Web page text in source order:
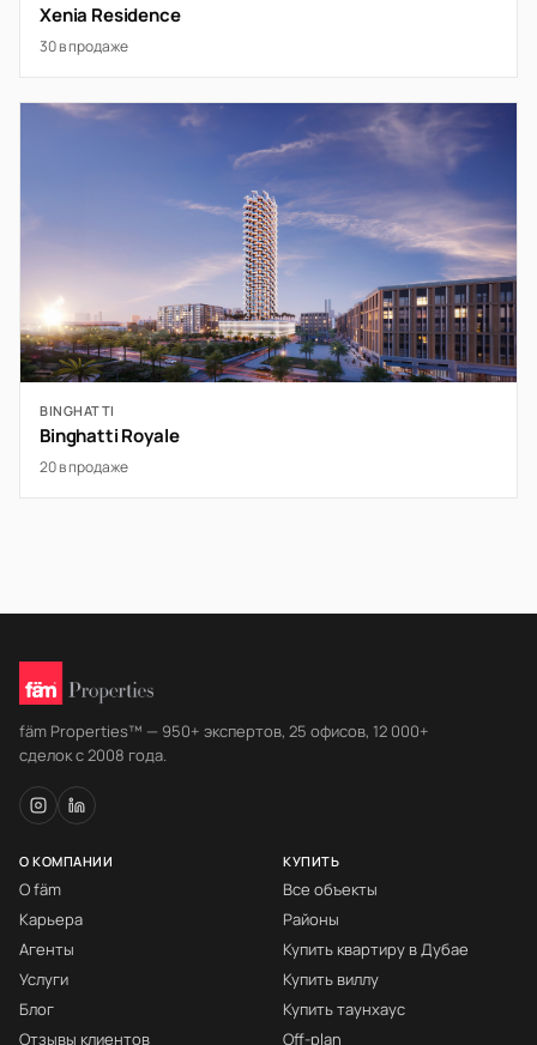
Xenia Residence
30 в продаже
BINGHATTI
Binghatti Royale
20 в продаже
fäm Properties™ — 950+ экспертов, 25 офисов, 12 000+
сделок с 2008 года.
О КОМПАНИИ
О fäm
Карьера
Агенты
Услуги
Блог
Отзывы клиентов
КУПИТЬ
Все объекты
Районы
Купить квартиру в Дубае
Купить виллу
Купить таунхаус
Off-plan